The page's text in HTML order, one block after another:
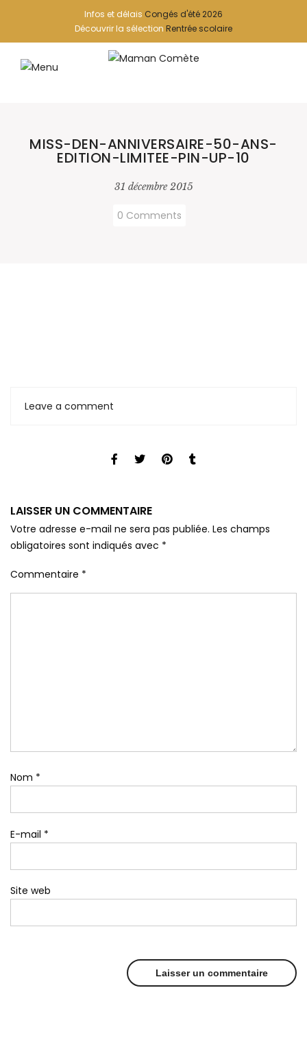
Infos et délais Congés d'été 2026
Découvrir la sélection Rentrée scolaire
MISS-DEN-ANNIVERSAIRE-50-ANS-
EDITION-LIMITEE-PIN-UP-10
31 décembre 2015
0 Comments
Leave a comment
LAISSER UN COMMENTAIRE
Votre adresse e-mail ne sera pas publiée. Les champs
obligatoires sont indiqués avec *
Commentaire *
Nom *
E-mail *
Site web